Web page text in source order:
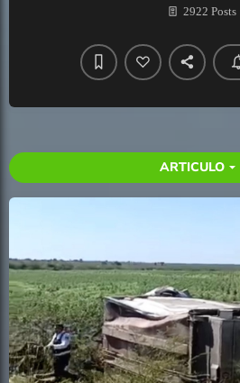
2922 Posts
ARTICULO arrow_drop_down